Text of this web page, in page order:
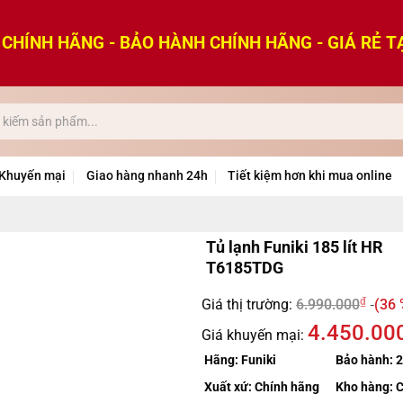
HÃNG - BẢO HÀNH CHÍNH HÃNG - GIÁ RẺ
Khuyến mại Giao hàng nhanh 24h Tiết kiệm hơn khi mua online
Tủ lạnh Funiki 185 lít HR
T6185TDG
Giá thị trường: 6.990.000₫
(36
Giá khuyến mại:
Hãng: Funiki
Xuất xứ: Chính hãng
Bảo hành:
Kho hàng: